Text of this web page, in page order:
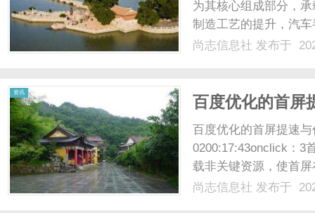
为其核心组成部分，
制造工艺的提升，汽
段。在这篇文章中，
尚志信息社 发布于
资讯
百度优化的首屏
百度优化的首屏提速
0200:17:43onclick：3
载非关键资源，使首
接嵌入style标签，避
尚志信息社 发布于